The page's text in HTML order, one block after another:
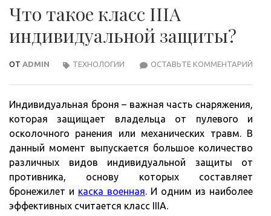
Что такое класс IIIA
индивидуальной защиты?
ОТ ADMIN ОСТАВЬТЕ КОММЕНТАРИЙ
ТЕХНОЛОГИИ
Индивидуальная броня – важная часть снаряжения,
которая защищает владельца от пулевого и
осколочного ранения или механических травм. В
данный момент выпускается большое количество
различных видов индивидуальной защиты от
противника, основу которых составляет
бронежилет и каска военная. И одним из наиболее
эффективных считается класс IIIA.